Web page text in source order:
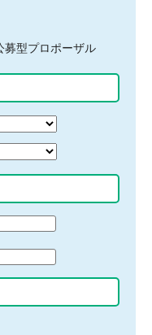
募型プロポーザル